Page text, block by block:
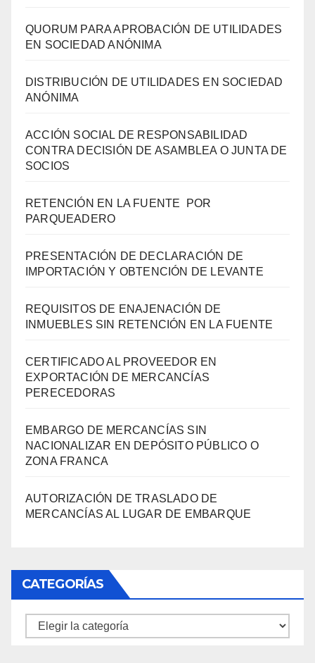
QUORUM PARA APROBACIÓN DE UTILIDADES
EN SOCIEDAD ANÓNIMA
DISTRIBUCIÓN DE UTILIDADES EN SOCIEDAD
ANÓNIMA
ACCIÓN SOCIAL DE RESPONSABILIDAD
CONTRA DECISIÓN DE ASAMBLEA O JUNTA DE
SOCIOS
RETENCIÓN EN LA FUENTE POR
PARQUEADERO
PRESENTACIÓN DE DECLARACIÓN DE
IMPORTACIÓN Y OBTENCIÓN DE LEVANTE
REQUISITOS DE ENAJENACIÓN DE
INMUEBLES SIN RETENCIÓN EN LA FUENTE
CERTIFICADO AL PROVEEDOR EN
EXPORTACIÓN DE MERCANCÍAS
PERECEDORAS
EMBARGO DE MERCANCÍAS SIN
NACIONALIZAR EN DEPÓSITO PÚBLICO O
ZONA FRANCA
AUTORIZACIÓN DE TRASLADO DE
MERCANCÍAS AL LUGAR DE EMBARQUE
CATEGORÍAS
Categorías